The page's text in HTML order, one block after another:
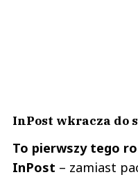
InPost wkracza do
To pierwszy tego
InPost – zamiast